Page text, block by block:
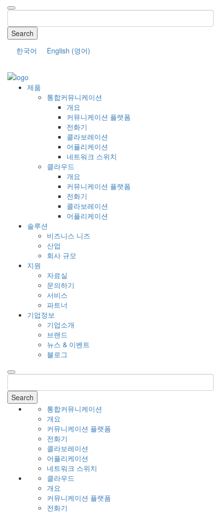
Search
한국어
English (영어)
제품
통합커뮤니케이션
개요
커뮤니케이션 플랫폼
전화기
콜라보레이션
어플리케이션
네트워크 스위치
클라우드
개요
커뮤니케이션 플랫폼
전화기
콜라보레이션
어플리케이션
솔루션
비즈니스 니즈
산업
회사 규모
지원
자료실
문의하기
서비스
파트너
기업정보
기업소개
브랜드
뉴스 & 이벤트
블로그
Search
통합커뮤니케이션
개요
커뮤니케이션 플랫폼
전화기
콜라보레이션
어플리케이션
네트워크 스위치
클라우드
개요
커뮤니케이션 플랫폼
전화기